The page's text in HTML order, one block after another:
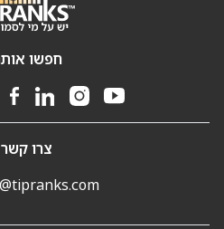
חפשו
צרו